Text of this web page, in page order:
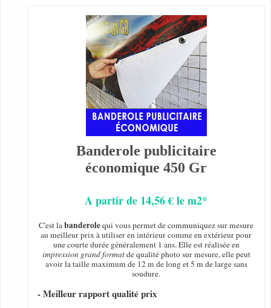
Banderole publicitaire
économique 450 Gr
A partir de 14,56 € le m2*
C'est labanderolequi vous permet de communiquez sur mesure
au meilleur prix à utiliser en intérieur comme en extérieur pour
une courte durée généralement 1 ans. Elle est réalisée en
impression grand formatde qualité photo sur mesure, elle peut
avoir la taille maximum de 12 m de long et 5 m de large sans
soudure.
- Meilleur rapport qualité prix